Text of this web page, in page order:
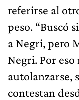
referirse al
peso. “Buscó
a Negri, pero
Negri. Por
autolanzarse,
contestan